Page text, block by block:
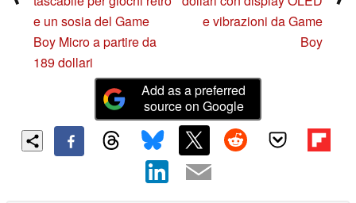
e un sosia del Game
Boy Micro a partire da
189 dollari
e vibrazioni da Game
Boy
Add as a preferred
source on Google